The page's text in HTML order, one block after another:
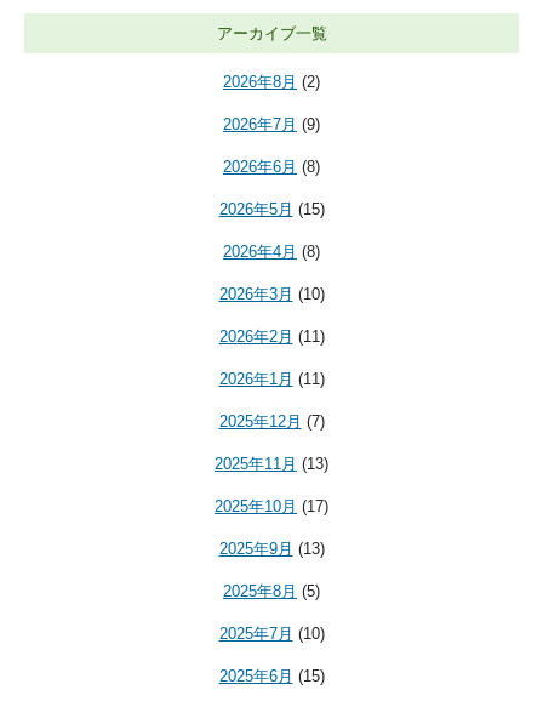
アーカイブ一覧
2026年8月 (2)
2026年7月 (9)
2026年6月 (8)
2026年5月 (15)
2026年4月 (8)
2026年3月 (10)
2026年2月 (11)
2026年1月 (11)
2025年12月 (7)
2025年11月 (13)
2025年10月 (17)
2025年9月 (13)
2025年8月 (5)
2025年7月 (10)
2025年6月 (15)